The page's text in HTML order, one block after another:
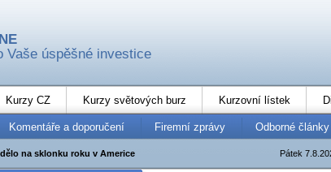
Vaše úspěšné investice
Kurzy CZ Kurzy světových burz Kurzovní lístek
Komentáře a doporučení Firemní zprávy Odborné články
Pátek
na sklonku roku v Americe